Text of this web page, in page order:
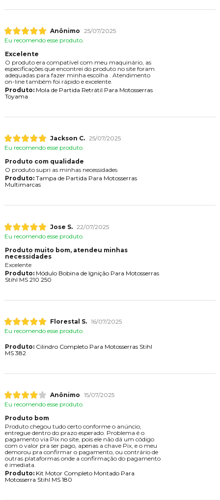
Anônimo 25/07/2025
Eu recomendo esse produto.
Excelente
O produto era compatível com meu maquinário, as
especificações que encontrei do produto no site foram
adequadas para fazer minha escolha . Atendimento
on-line também foi rápido e excelente.
Produto:Mola de Partida Retrátil Para Motosserras
Toyama
Jackson C. 25/07/2025
Eu recomendo esse produto.
Produto com qualidade
O produto supri as minhas necessidades
Produto:Tampa de Partida Para Motosserras
Multimarcas
Jose S. 22/07/2025
Eu recomendo esse produto.
Produto muito bom, atendeu minhas
necessidades
Excelente
Produto:Módulo Bobina de Ignição Para Motosserras
Stihl MS 210 250
Florestal S. 16/07/2025
Eu recomendo esse produto.
Produto:Cilindro Completo Para Motosserras Stihl
MS 382
Anônimo 15/07/2025
Eu recomendo esse produto.
Produto bom
Produto chegou tudo certo conforme o anúncio,
entregue dentro do prazo esperado. Problema é o
pagamento via Pix no site, pois ele não dá um código
com o valor pra ser pago, apenas a chave Pix, e o meu
demorou pra confirmar o pagamento, ou contrário de
outras plataformas onde a confirmação do pagamento
é imediata.
Produto:Kit Motor Completo Montado Para
Motosserra Stihl MS 180